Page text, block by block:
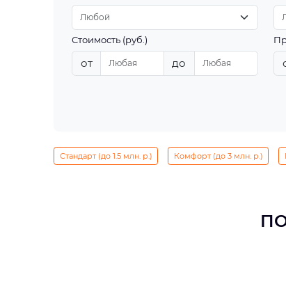
Стоимость (руб.)
от до
Стандарт (до 1.5 млн. р.) Комфорт (до 3 млн. р.)